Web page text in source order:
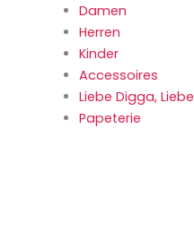
Damen
Herren
Kinder
Accessoires
Liebe Digga, Liebe
Papeterie